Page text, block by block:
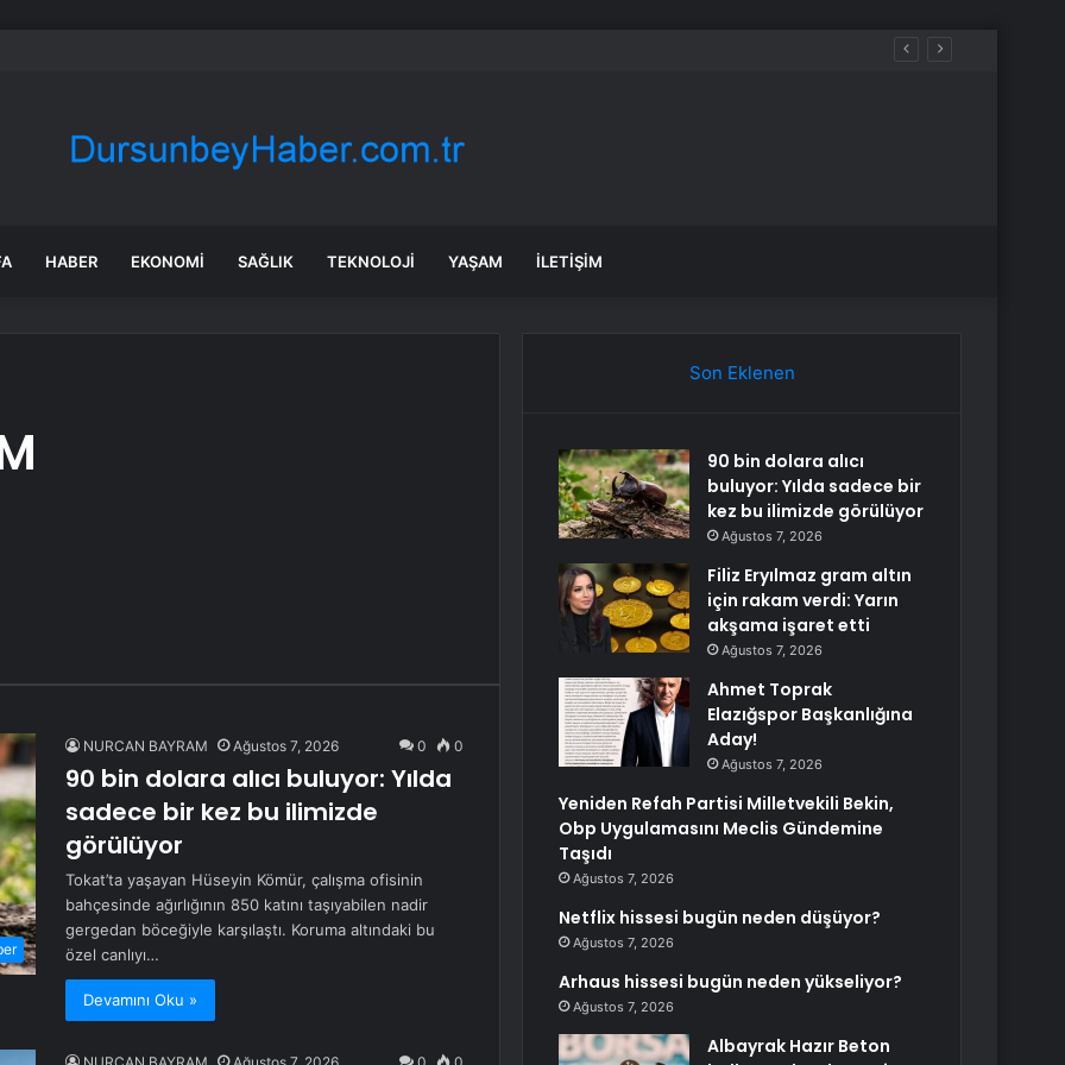
HABER EKONOMI SAĞLIK TEKNOLOJI YAŞAM İLETIŞIM
NURCAN BAYRAM Ağustos 7, 2026 0 0
90 bin dolara alıcı buluyor: Yılda
sadece bir kez bu ilimizde
görülüyor
Tokat’ta yaşayan Hüseyin Kömür, çalışma ofisinin
bahçesinde ağırlığının 850 katını taşıyabilen nadir
gergedan böceğiyle karşılaştı. Koruma altındaki bu
özel canlıyı…
Devamını Oku »
Son Eklenen
90 bin dolara alıcı
buluyor: Yılda sadece bir
kez bu ilimizde görülüyor
Ağustos 7, 2026
Filiz Eryılmaz gram altın
için rakam verdi: Yarın
akşama işaret etti
Ağustos 7, 2026
Ahmet Toprak
Elazığspor Başkanlığına
Aday!
Ağustos 7, 2026
Yeniden Refah Partisi Milletvekili Bekin,
Obp Uygulamasını Meclis Gündemine
Taşıdı
Ağustos 7, 2026
Netflix hissesi bugün neden düşüyor?
Ağustos 7, 2026
Arhaus hissesi bugün neden yükseliyor?
Ağustos 7, 2026
Albayrak Hazır Beton